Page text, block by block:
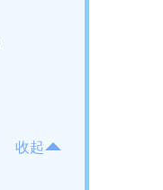
收起